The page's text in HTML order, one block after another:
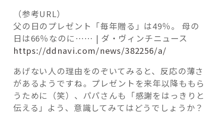
（参考URL）
父の日のプレゼント「毎年贈る」は49％。 母の
日は66％なのに…… | ダ・ヴィンチニュース
https://ddnavi.com/news/382256/a/
あげない人の理由をのぞいてみると、反応の薄さ
があるようですね。プレゼントを来年以降ももら
うために（笑）、パパさんも「感謝をはっきりと
伝える」よう、意識してみてはどうでしょうか？